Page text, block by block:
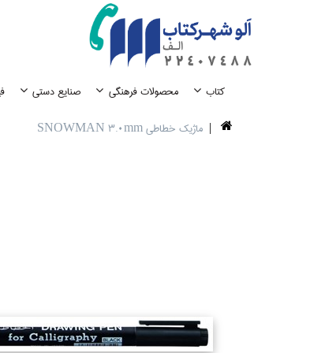
كتاب محصولات فرهنگي صنايع دستي
ماژيك خطاطي SNOWMAN 3.0mm